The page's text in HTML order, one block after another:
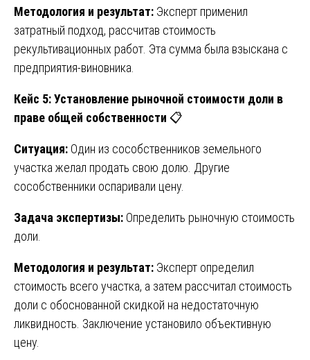
Методология и результат: Эксперт применил
затратный подход, рассчитав стоимость
рекультивационных работ. Эта сумма была взыскана с
предприятия-виновника.
Кейс 5: Установление рыночной стоимости доли в
праве общей собственности 📋
Ситуация: Один из сособственников земельного
участка желал продать свою долю. Другие
сособственники оспаривали цену.
Задача экспертизы: Определить рыночную стоимость
доли.
Методология и результат: Эксперт определил
стоимость всего участка, а затем рассчитал стоимость
доли с обоснованной скидкой на недостаточную
ликвидность. Заключение установило объективную
цену.